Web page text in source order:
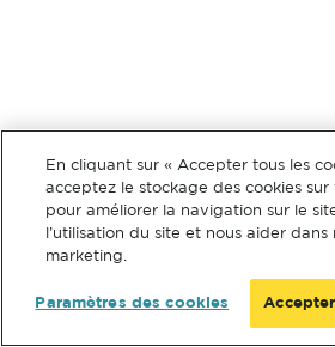
En cliquant sur « Accepter tous les
acceptez le stockage des cookies
pour améliorer la navigation sur le
l’utilisation du site et nous aider
marketing.
Paramètres des cookies